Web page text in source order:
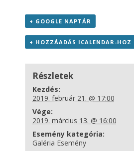
+ GOOGLE NAPTÁR
+ HOZZÁADÁS ICALENDAR-HOZ
Részletek
Kezdés:
2019. február 21. @ 17:00
Vége:
2019. március 13. @ 16:00
Esemény kategória:
Galéria Esemény